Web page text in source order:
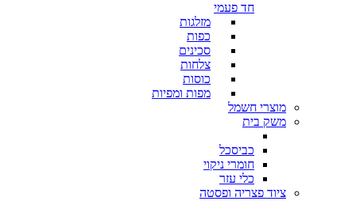
חד פעמי
מזלגות
כפות
סכינים
צלחות
כוסות
מפות ומפיות
מוצרי חשמל
משק בית
כביסכל
חומרי ניקוי
כלי עזר
ציוד פצריה ופסטה